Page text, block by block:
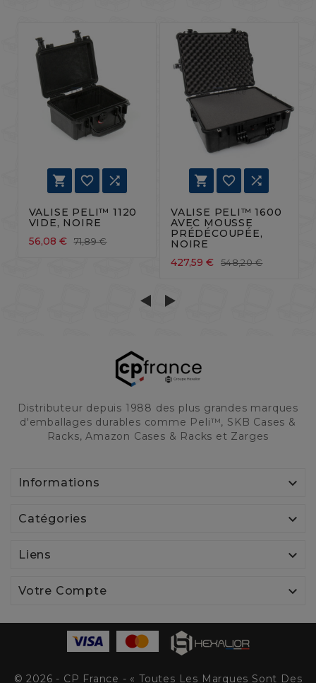
  
VALISE PELI™ 1120
VIDE, NOIRE
56,08 €
71,89 €
  
VALISE PELI™ 1600
AVEC MOUSSE
PRÉDÉCOUPÉE,
NOIRE
427,59 €
548,20 €
Distributeur depuis 1988 des plus grandes marques
d'emballages durables comme Peli™, SKB Cases &
Racks, Amazon Cases & Racks et Zarges
Informations 
Catégories 
Liens 
Votre Compte 
© 2026 - CP France - « Toutes Les Marques Sont Des